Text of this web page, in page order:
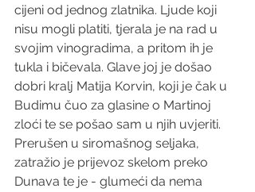
cijeni od jednog zlatnika. Ljude koji
nisu mogli platiti, tjerala je na rad u
svojim vinogradima, a pritom ih je
tukla i bičevala. Glave joj je došao
dobri kralj Matija Korvin, koji je čak u
Budimu čuo za glasine o Martinoj
zloći te se pošao sam u njih uvjeriti.
Prerušen u siromašnog seljaka,
zatražio je prijevoz skelom preko
Dunava te je - glumeći da nema